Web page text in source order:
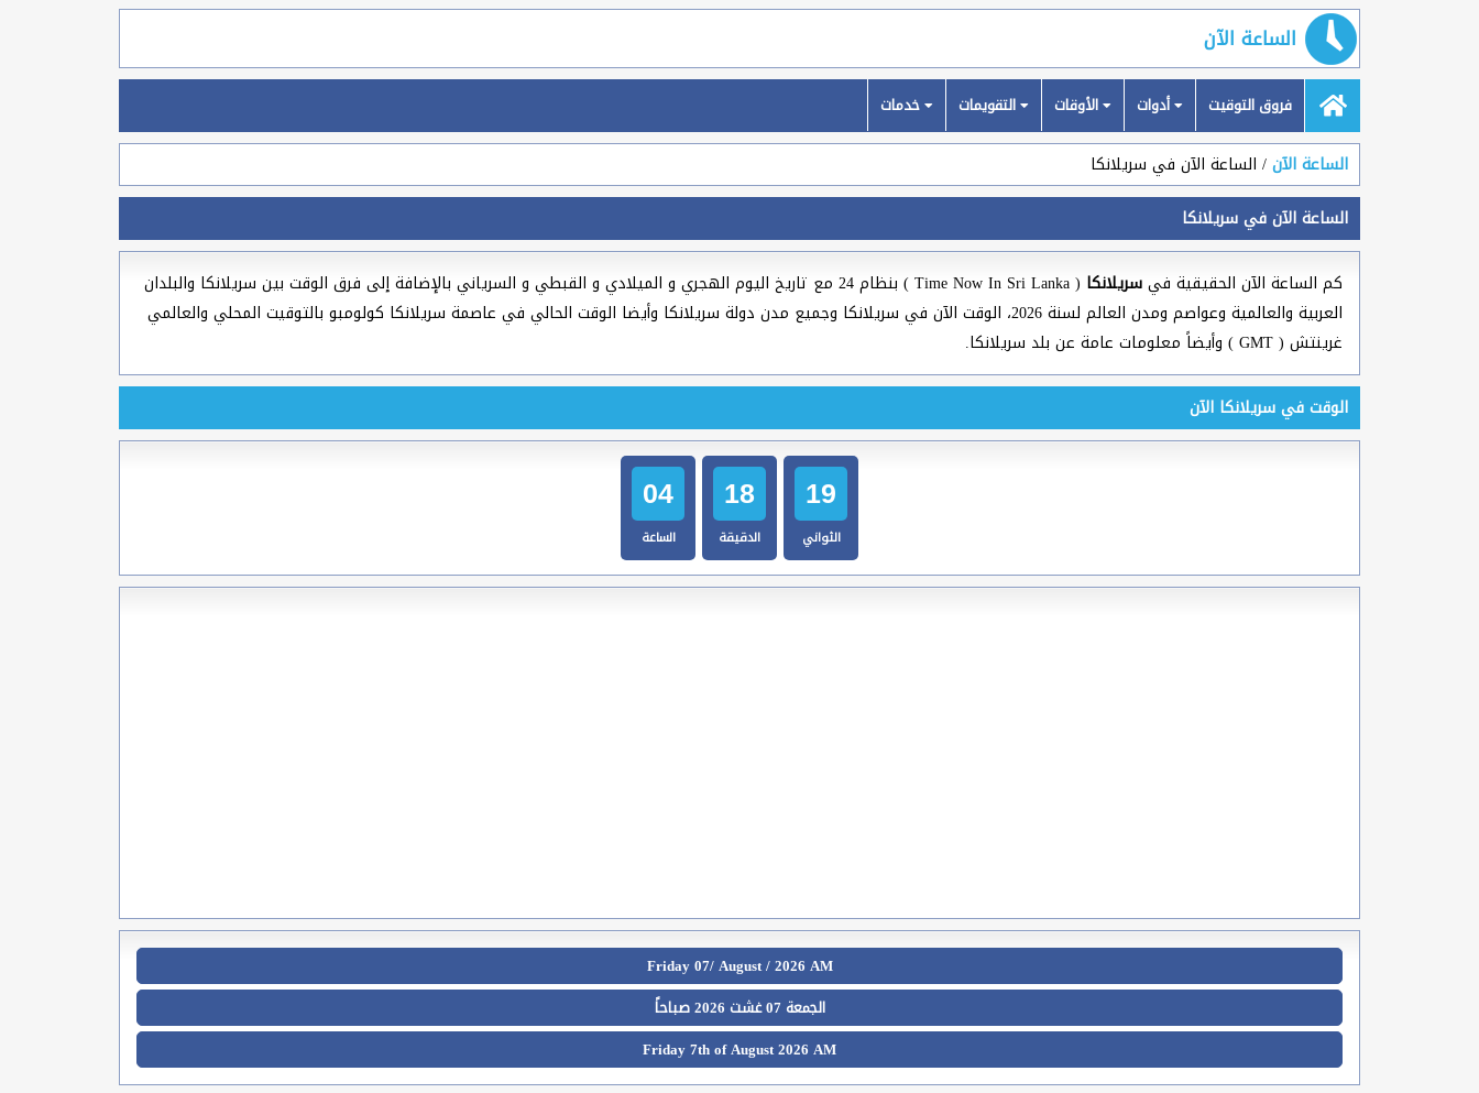
الساعة الآن
فروق التوقيت أدوات الأوقات التقويمات خدمات
الساعة الآن الساعة الآن في سريلانكا
الساعة الآن في سريلانكا
كم الساعة الآن الحقيقية فيسريلانكا
( Time Now In Sri Lanka ) بنظام 24 مع تاريخ اليوم الهجري و الميلادي و القبطي و السرياني بالإضافة إلى فرق الوقت بين سريلانكا والبلدان
العربية والعالمية وعواصم ومدن العالم لسنة 2026، الوقت الآن في سريلانكا وجميع مدن دولة سريلانكا وأيضا الوقت الحالي في عاصمة سريلانكا كولومبو بالتوقيت المحلي والعالمي
غرينتش ( GMT ) وأيضاً معلومات عامة عن بلد سريلانكا.
الوقت في سريلانكا الآن
04
الساعة
18
الدقيقة
20
الثواني
Friday 07/ August / 2026 AM
الجمعة 07 غشت 2026 صباحاً
Friday 7th of August 2026 AM